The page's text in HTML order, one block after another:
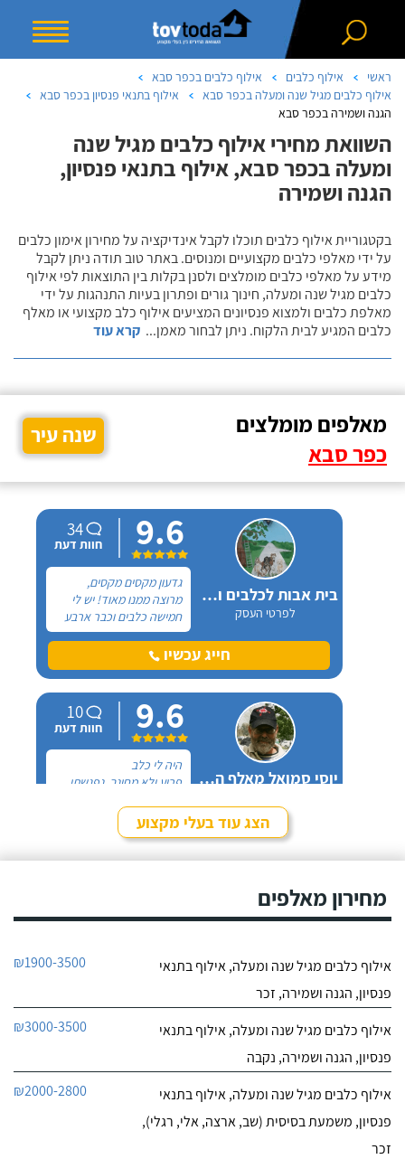
ראשי אילוף כלבים
אילוף כלבים בכפר סבא
אילוף כלבים מגיל שנה ומעלה בכפר סבא
אילוף בתנאי פנסיון בכפר סבא
הגנה ושמירה בכפר סבא
השוואת מחירי אילוף כלבים מגיל שנה
ומעלה בכפר סבא, אילוף בתנאי פנסיון,
הגנה ושמירה
בקטגוריית אילוף כלבים תוכלו לקבל אינדיקציה על מחירון אימון כלבים
על ידי מאלפי כלבים מקצועיים ומנוסים. באתר טוב תודה ניתן לקבל
מידע על מאלפי כלבים מומלצים ולסנן בקלות בין התוצאות לפי אילוף
כלבים מגיל שנה ומעלה, חינוך גורים ופתרון בעיות התנהגות על ידי
מאלפת כלבים ולמצוא פנסיונים המציעים אילוף כלב מקצועי או מאלף
כלבים המגיע לבית הלקוח. ניתן לבחור מאמן... קרא עוד
מאלפים מומלצים
כפר סבא
שנה עיר
בית אבות לכלבים ופנסיון חתולים
לפרטי העסק
9.6
34
חוות דעת
גדעון מקסים מקסים,
מרוצה ממנו מאוד! יש לי
חמישה כלבים וכבר ארבע
שנים, כל פעם שיש לי
נסיעה והיעדרות מהבית,
אני שמה אצלו את הכלבים,
אותו ומאושרים כשהם
חוזרים הביתה - ממליצה
בחום.
חייג עכשיו
יוסי סמואל מאלף הכלבים
9.6
10
חוות דעת
היה לי כלב
פרוע ולא מחונך. נפגשתי
שאת הכלב שלי אי אפשר
לאלף בשיעורים כי יש לוחייג עכשיו
מקום בטבע בגבעת עדה
יש לו גישה מצויינת לכלבים,
הלב, בכל הפעמים ששמתי
הייתי מאוד מרוצה, ליאור
הבעלים מצליח להעניק
לכלבים שהות נעימה בזמן
שהייתם בפנסיון, ניתן
חייג עכשיו
הצג עוד בעלי מקצוע
מחירון מאלפים
אילוף כלבים מגיל שנה ומעלה, אילוף בתנאי
פנסיון, הגנה ושמירה, זכר
₪1900-3500
אילוף כלבים מגיל שנה ומעלה, אילוף בתנאי
פנסיון, הגנה ושמירה, נקבה
₪3000-3500
אילוף כלבים מגיל שנה ומעלה, אילוף בתנאי
פנסיון, משמעת בסיסית (שב, ארצה, אלי, רגלי),
זכר
₪2000-2800